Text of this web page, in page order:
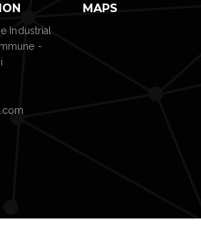
Industrial
-
MAPS